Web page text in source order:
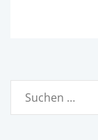
Suchen